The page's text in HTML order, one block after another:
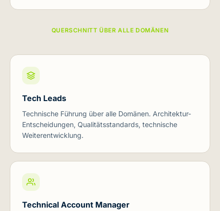
QUERSCHNITT ÜBER ALLE DOMÄNEN
Tech Leads
Technische Führung über alle Domänen. Architektur-
Entscheidungen, Qualitätsstandards, technische
Weiterentwicklung.
Technical Account Manager